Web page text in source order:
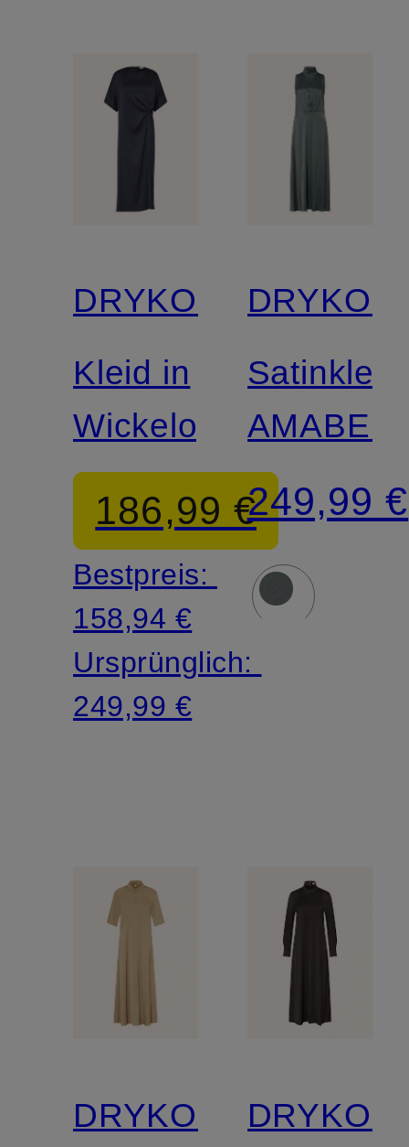
DRYKORN
Kleid in
Wickeloptik
186,99 €
Bestpreis:
158,94 €
Ursprünglich:
249,99 €
Satinkleid
AMABEL
249,99 €
DRYKORN